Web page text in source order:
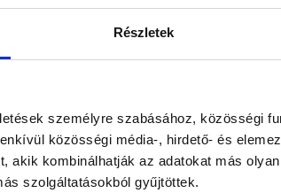
Részletek
személyre szabásához, közösségi
közösségi média-, hirdető- és
akik kombinálhatják az adatokat más
szolgáltatásokból gyűjtöttek.